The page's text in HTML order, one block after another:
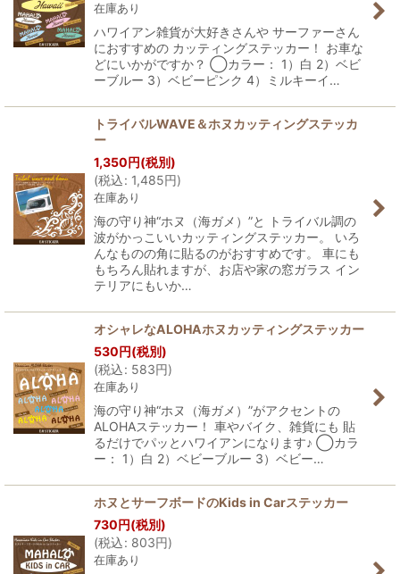
在庫あり
ハワイアン雑貨が大好きさんや サーファーさん
におすすめの カッティングステッカー！ お車な
どにいかがですか？ ◯カラー： 1）白 2）ベビ
ーブルー 3）ベビーピンク 4）ミルキーイ…
トライバルWAVE＆ホヌカッティングステッカ
ー
1,350円(税別)
(税込: 1,485円)
在庫あり
海の守り神“ホヌ（海ガメ）”と トライバル調の
波がかっこいいカッティングステッカー。 いろ
んなものの角に貼るのがおすすめです。 車にも
もちろん貼れますが、お店や家の窓ガラス イン
テリアにもいか…
オシャレなALOHAホヌカッティングステッカー
530円(税別)
(税込: 583円)
在庫あり
海の守り神“ホヌ（海ガメ）”がアクセントの
ALOHAステッカー！ 車やバイク、雑貨にも 貼
るだけでパッとハワイアンになります♪ ◯カラ
ー： 1）白 2）ベビーブルー 3）ベビー…
ホヌとサーフボードのKids in Carステッカー
730円(税別)
(税込: 803円)
在庫あり